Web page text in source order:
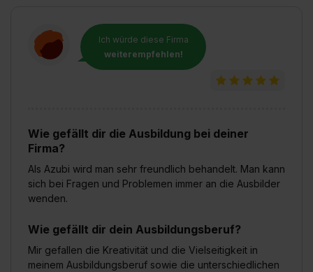
Ich würde diese Firma
weiterempfehlen!
Wie gefällt dir die Ausbildung bei deiner
Firma?
Als Azubi wird man sehr freundlich behandelt. Man kann
sich bei Fragen und Problemen immer an die Ausbilder
wenden.
Wie gefällt dir dein Ausbildungsberuf?
Mir gefallen die Kreativität und die Vielseitigkeit in
meinem Ausbildungsberuf sowie die unterschiedlichen